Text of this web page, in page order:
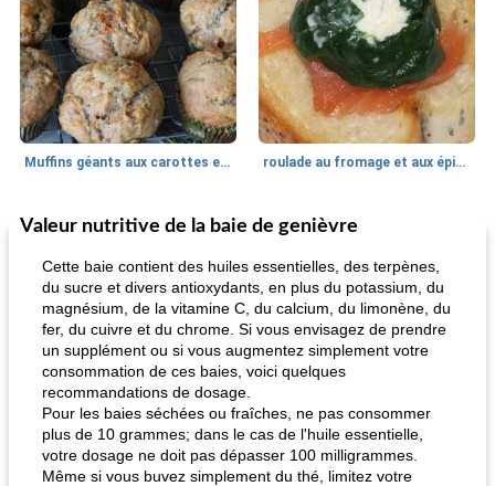
Muffins géants aux carottes et à la banane de Nif roulade au fromage et aux épinards
30min
Marques de confiance: recettes et
fiesta tostadas
Viande et volaille
le méga's jopp joes
Valeur nutritive de la baie de genièvre
Cette baie contient des huiles essentielles, des terpènes,
du sucre et divers antioxydants, en plus du potassium, du
magnésium, de la vitamine C, du calcium, du limonène, du
fer, du cuivre et du chrome. Si vous envisagez de prendre
un supplément ou si vous augmentez simplement votre
consommation de ces baies, voici quelques
recommandations de dosage.
Pour les baies séchées ou fraîches, ne pas consommer
plus de 10 grammes; dans le cas de l'huile essentielle,
votre dosage ne doit pas dépasser 100 milligrammes.
Même si vous buvez simplement du thé, limitez votre